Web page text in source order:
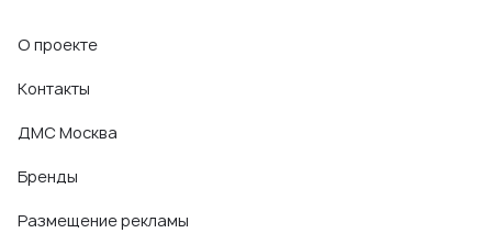
О проекте
Контакты
ДМС Москва
Бренды
Размещение рекламы